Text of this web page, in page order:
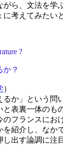
がら、文法を学
考えてみたい
?
か？
）
るか」という問
と表裏一体のも
のフランスにお
を紹介し、なか
し出す論調に注